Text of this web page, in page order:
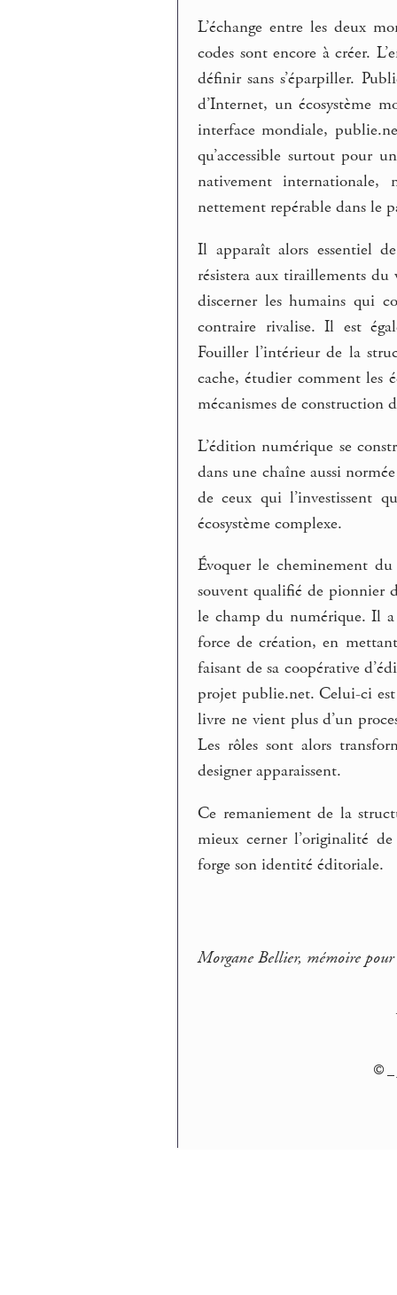
L’échange entre les deux
codes sont encore à créer.
définir sans s’éparpiller.
d’Internet, un écosystème
interface mondiale,
qu’accessible surtout pour
nativement internationale,
nettement repérable dans le
Il apparaît alors essentiel
résistera aux tiraillements
discerner les humains qui
contraire rivalise. Il est
Fouiller l’intérieur de la
cache, étudier comment les
mécanismes de construction
L’édition numérique se
dans une chaîne aussi
de ceux qui l’investissent
écosystème complexe.
Évoquer le cheminement
souvent qualifié de pionnier
le champ du numérique. Il
force de création, en
faisant de sa coopérative
projet publie.net. Celui-ci
livre ne vient plus d’un
Les rôles sont alors
designer apparaissent.
Ce remaniement de la
mieux cerner l’originalité
forge son identité éditoriale.
Morgane Bellier, mémoire
© _